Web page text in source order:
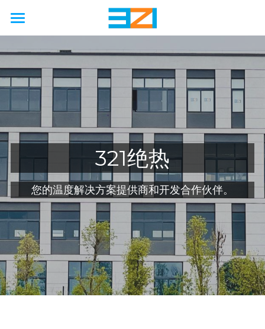
首页
行业
铁路
工程
卡车
客车
新能源
硫化机
压缩机
巨型轮胎
啤酒厂
制药厂
石油天然气
海洋
废气处理
防火
隔音
改造
模拟
制造
服务
硬金属防护壳
软金属防护罩
柔性节能保温套
国六/七
联系我们
关于我们
企业简介
企业资质
三二一研发
新闻动态
321绝热
您的温度解决方案提供商和开发合作伙伴。